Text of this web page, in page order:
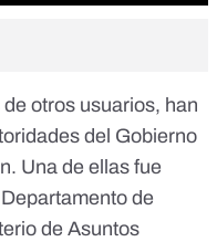
otros usuarios, han
del Gobierno
Una de ellas fue
de
de Asuntos